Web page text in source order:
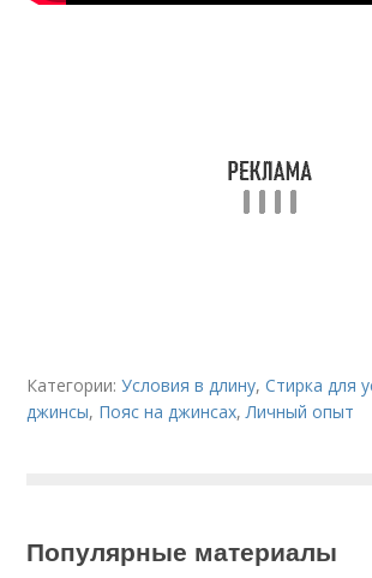
Категории:Условия в длину,Стирка для
джинсы, Пояс на джинсах,Личный опыт
Популярные материалы